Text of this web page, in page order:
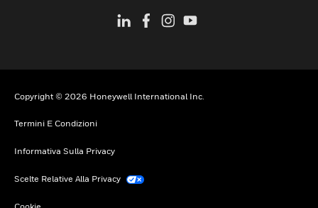
Copyright © 2026 Honeywell International Inc.
Termini E Condizioni
Informativa Sulla Privacy
Scelte Relative Alla Privacy